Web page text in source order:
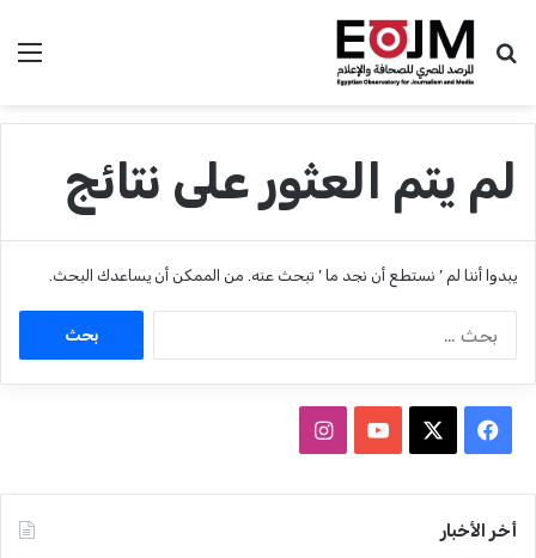
بحث عن
لم يتم العثور على نتائج
يبدوا أننا لم ’ نستطع أن نجد ما ’ تبحث عنه. من الممكن أن يساعدك البحث.
:
س
أخر الأخبار